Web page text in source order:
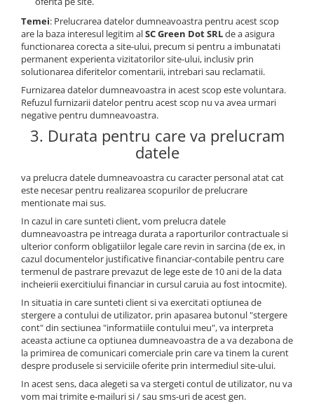
Temei: Prelucrarea datelor dumneavoastra pentru acest scop
are la baza interesul legitim alSC Green Dot SRLde a asigura
functionarea corecta a site-ului, precum si pentru a imbunatati
permanent experienta vizitatorilor site-ului, inclusiv prin
solutionarea diferitelor comentarii, intrebari sau reclamatii.
Furnizarea datelor dumneavoastra in acest scop este voluntara.
Refuzul furnizarii datelor pentru acest scop nu va avea urmari
negative pentru dumneavoastra.
3. Durata pentru care va prelucram
datele
va prelucra datele dumneavoastra cu caracter personal atat cat
este necesar pentru realizarea scopurilor de prelucrare
mentionate mai sus.
In cazul in care sunteti client, vom prelucra datele
dumneavoastra pe intreaga durata a raporturilor contractuale si
ulterior conform obligatiilor legale care revin in sarcina (de ex, in
cazul documentelor justificative financiar-contabile pentru care
termenul de pastrare prevazut de lege este de 10 ani de la data
incheierii exercitiului financiar in cursul caruia au fost intocmite).
In situatia in care sunteti client si va exercitati optiunea de
stergere a contului de utilizator, prin apasarea butonul "stergere
cont" din sectiunea "informatiile contului meu", va interpreta
aceasta actiune ca optiunea dumneavoastra de a va dezabona de
la primirea de comunicari comerciale prin care va tinem la curent
despre produsele si serviciile oferite prin intermediul site-ului.
In acest sens, daca alegeti sa va stergeti contul de utilizator, nu va
vom mai trimite e-mailuri si / sau sms-uri de acest gen.